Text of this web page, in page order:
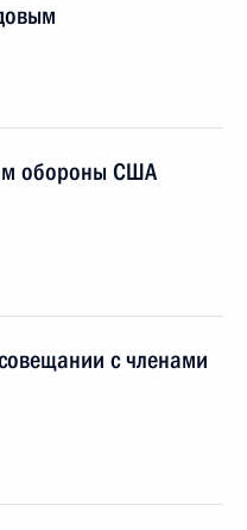
обороны США
с членами